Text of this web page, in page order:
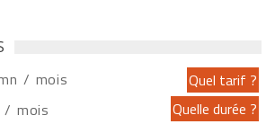
/ mois
/ mois